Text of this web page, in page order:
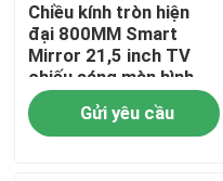
Chiều kính tròn hiện
đại 800MM Smart
Mirror 21,5 inch TV
chiếu sáng màn hình
cảm ứng LED Smart
Mirror Skin Analyzer
Magic Mirror Design
Gửi yêu cầu